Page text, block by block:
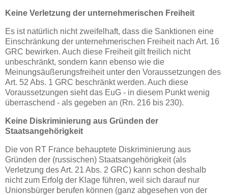
Keine Verletzung der unternehmerischen Freiheit
Es ist natürlich nicht zweifelhaft, dass die Sanktionen eine
Einschränkung der unternehmerischen Freiheit nach Art. 16
GRC bewirken. Auch diese Freiheit gilt freilich nicht
unbeschränkt, sondern kann ebenso wie die
Meinungsäußerungsfreiheit unter den Voraussetzungen des
Art. 52 Abs. 1 GRC beschränkt werden. Auch diese
Voraussetzungen sieht das EuG - in diesem Punkt wenig
überraschend - als gegeben an (Rn. 216 bis 230).
Keine Diskriminierung aus Gründen der
Staatsangehörigkeit
Die von RT France behauptete Diskriminierung aus
Gründen der (russischen) Staatsangehörigkeit (als
Verletzung des Art. 21 Abs. 2 GRC) kann schon deshalb
nicht zum Erfolg der Klage führen, weil sich darauf nur
Unionsbürger berufen können (ganz abgesehen von der